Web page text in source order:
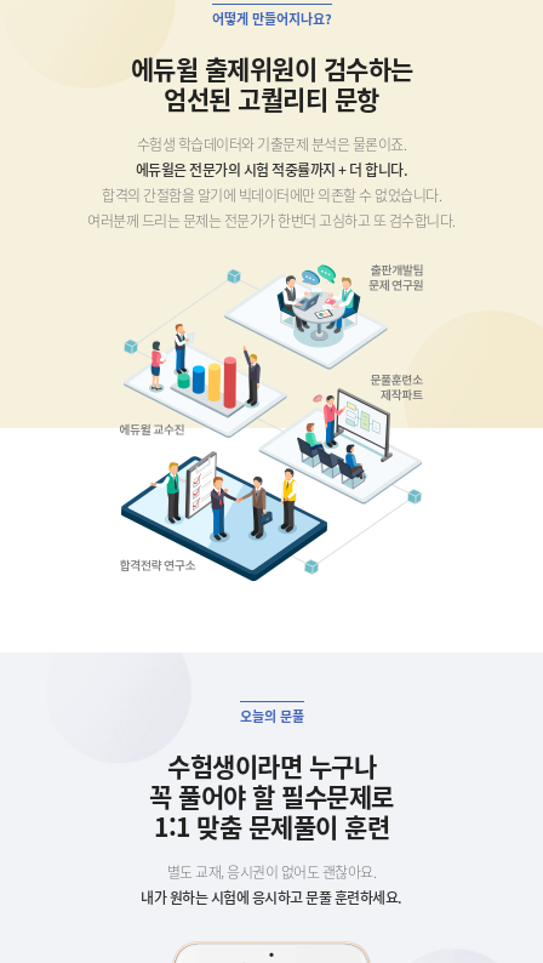
어떻게 만들어지나요?
에듀윌 출제위원이 검수하는
엄선된 고퀄리티 문항
수험생 학습데이터와 기출문제 분석은 물론이죠.
에듀윌은 전문가의 시험 적중률까지 + 더 합니다.
합격의 간절함을 알기에 빅데이터에만 의존할 수 없었습니다.
여러분께 드리는 문제는 전문가가 한번더 고심하고 또 검수합니다.
오늘의 문풀
수험생이라면 누구나
꼭 풀어야 할 필수문제로
1:1 맞춤 문제풀이 훈련
별도 교재, 응시권이 없어도 괜찮아요.
내가 원하는 시험에 응시하고 문풀 훈련하세요.